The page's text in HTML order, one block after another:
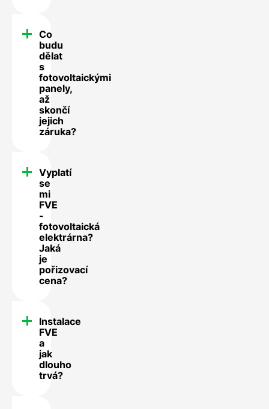
Co
budu
dělat
s
fotovoltaickými
panely,
až
skončí
jejich
záruka?
Vyplatí
se
mi
FVE
-
fotovoltaická
elektrárna?
Jaká
je
pořizovací
cena?
Instalace
FVE
a
jak
dlouho
trvá?